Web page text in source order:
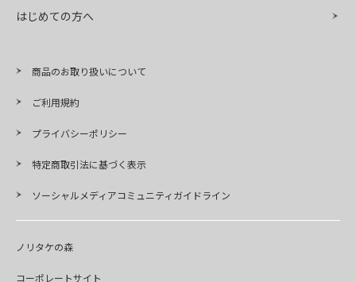
はじめての方へ
商品のお取り扱いについて
ご利用規約
プライバシーポリシー
特定商取引法に基づく表示
ソーシャルメディアコミュニティガイドライン
ノリタケの森
コーポレートサイト